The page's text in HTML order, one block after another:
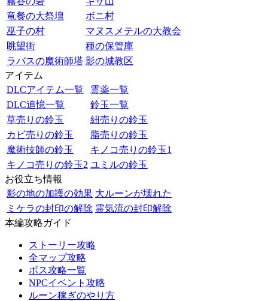
竜餐の大祭壇
ボニ村
巫子の村
マヌスメテルの大教会
眺望街
種の保管庫
ラバスの魔術師塔 影の城教区
アイテム
DLCアイテム一覧
霊薬一覧
DLC追憶一覧
鈴玉一覧
草売りの鈴玉
紐売りの鈴玉
カビ売りの鈴玉
脂売りの鈴玉
魔術技師の鈴玉
キノコ売りの鈴玉1
キノコ売りの鈴玉2 ユミルの鈴玉
お役立ち情報
影の地の加護の効果 大ルーンが壊れた
ミケラの封印の解除 霊気流の封印解除
本編攻略ガイド
ストーリー攻略
全マップ攻略
ボス攻略一覧
NPCイベント攻略
ルーン稼ぎのやり方